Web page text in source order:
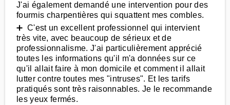
J'ai également demandé une intervention pour des
fourmis charpentières qui squattent mes combles.
➕ C'est un excellent professionnel qui intervient
très vite, avec beaucoup de sérieux et de
professionnalisme. J'ai particulièrement apprécié
toutes les informations qu'il m'a données sur ce
qu'il allait faire à mon domicile et comment il allait
lutter contre toutes mes "intruses". Et les tarifs
pratiqués sont très raisonnables. Je le recommande
les yeux fermés.